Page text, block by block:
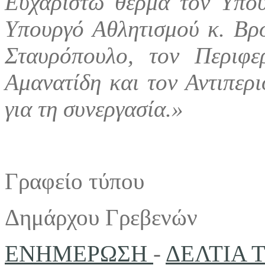
Υπουργό Αθλητισμού κ.
Σταυρόπουλο, τον
Αμανατίδη και τον
για τη συνεργασία.»
Γραφείο τύπου
Δημάρχου Γρεβενών
ΕΝΗΜΕΡΩΣΗ - ΔΕΛΤΙΑ